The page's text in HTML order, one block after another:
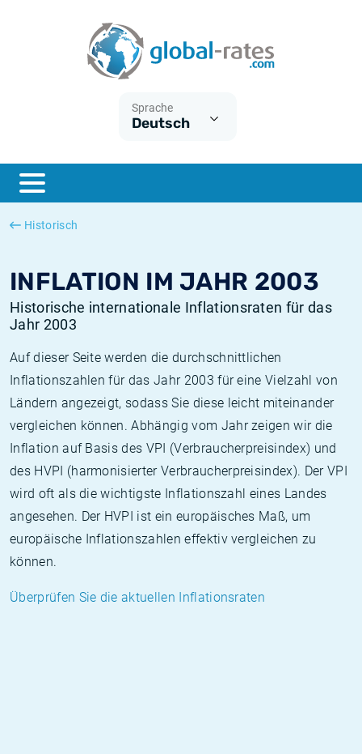
Sprache
Deutsch
Historisch
INFLATION IM JAHR 2003
Historische internationale Inflationsraten für das
Jahr 2003
Auf dieser Seite werden die durchschnittlichen
Inflationszahlen für das Jahr 2003 für eine Vielzahl von
Ländern angezeigt, sodass Sie diese leicht miteinander
vergleichen können. Abhängig vom Jahr zeigen wir die
Inflation auf Basis des VPI (Verbraucherpreisindex) und
des HVPI (harmonisierter Verbraucherpreisindex). Der VPI
wird oft als die wichtigste Inflationszahl eines Landes
angesehen. Der HVPI ist ein europäisches Maß, um
europäische Inflationszahlen effektiv vergleichen zu
können.
Überprüfen Sie die aktuellen Inflationsraten
ESTER
SONIA
Was ist die VPI-Inflation?
Was ist die HVPI-Inflation?
Deutsche inflation
Europäische inflation
Historische Euribor-Sätze
Historische ESTER-Sätze
Historische SOFR-Sätze
Historische SONIA-Sätze
Inflationsrechner